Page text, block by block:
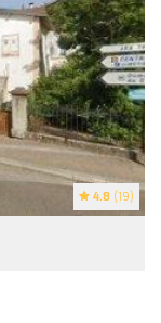
4.8 (19)